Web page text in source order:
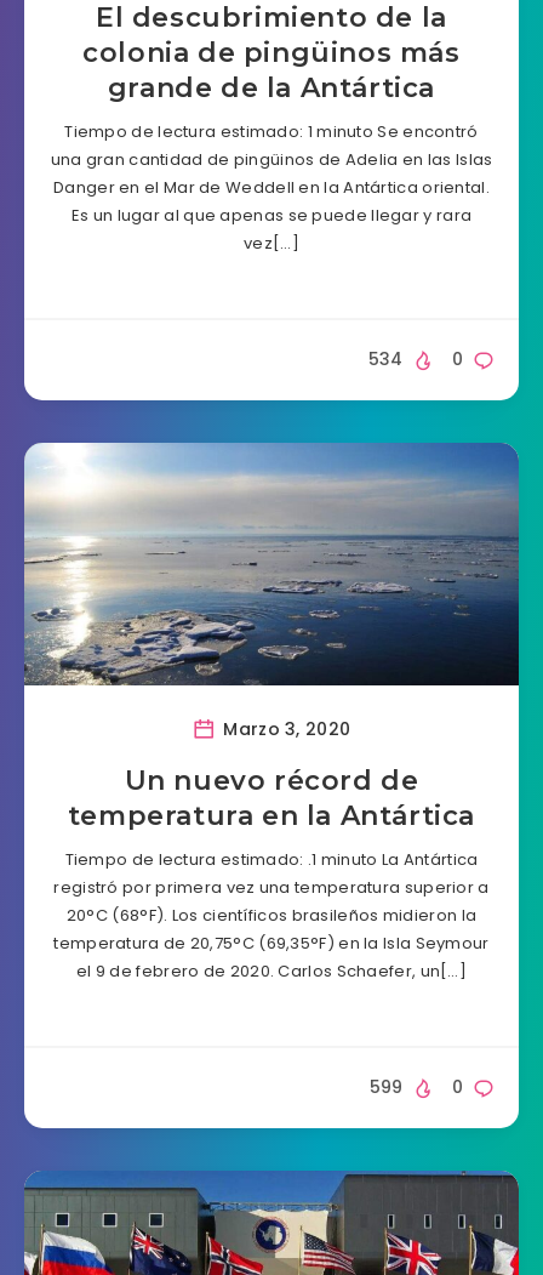
El descubrimiento de la
colonia de pingüinos más
grande de la Antártica
Tiempo de lectura estimado: 1 minuto Se encontró
una gran cantidad de pingüinos de Adelia en las Islas
Danger en el Mar de Weddell en la Antártica oriental.
Es un lugar al que apenas se puede llegar y rara
vez[…]
0
534
Marzo 3, 2020
Un nuevo récord de
temperatura en la Antártica
Tiempo de lectura estimado: .1 minuto La Antártica
registró por primera vez una temperatura superior a
20°C (68°F). Los científicos brasileños midieron la
temperatura de 20,75°C (69,35°F) en la Isla Seymour
el 9 de febrero de 2020. Carlos Schaefer, un[…]
0
599